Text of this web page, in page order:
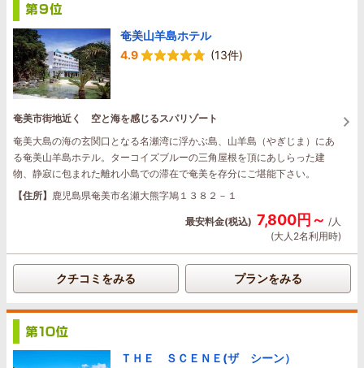
奄美山羊島ホテル
4.9
(13件)
奄美市街地近く 空と海を感じるスパリゾート
奄美大島の海の玄関口となる名瀬湾に浮かぶ島、山羊島（やぎじま）にあ
る奄美山羊島ホテル。ターコイズブルーの三角屋根を頂にあしらった建
物、静寂に包まれた離れ小島での滞在で奄美を存分にご堪能下さい。
【住所】 鹿児島県奄美市名瀬大熊字鳩１３８２－１
最安料金(税込) 7,800円～ /人
(大人2名利用時)
クチコミをみる プランをみる
ＴＨＥ ＳＣＥＮＥ(ザ シーン）